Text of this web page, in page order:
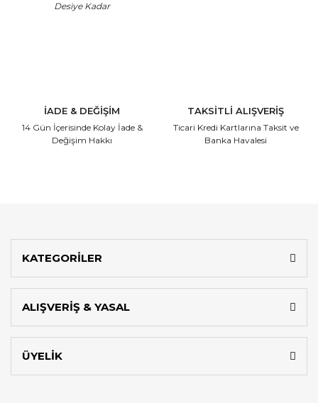
Desiye Kadar
İADE & DEĞİŞİM
14 Gün İçerisinde Kolay İade &
Değişim Hakkı
TAKSİTLİ ALIŞVERİŞ
Ticari Kredi Kartlarına Taksit ve
Banka Havalesi
KATEGORİLER
ALIŞVERİŞ & YASAL
ÜYELİK